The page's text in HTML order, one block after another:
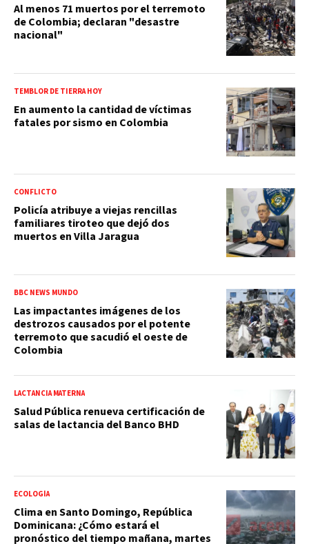
Al menos 71 muertos por el terremoto
de Colombia; declaran "desastre
nacional"
TEMBLOR DE TIERRA HOY
En aumento la cantidad de víctimas
fatales por sismo en Colombia
CONFLICTO
Policía atribuye a viejas rencillas
familiares tiroteo que dejó dos
muertos en Villa Jaragua
BBC NEWS MUNDO
Las impactantes imágenes de los
destrozos causados por el potente
terremoto que sacudió el oeste de
Colombia
LACTANCIA MATERNA
Salud Pública renueva certificación de
salas de lactancia del Banco BHD
ECOLOGÍA
Clima en Santo Domingo, República
Dominicana: ¿Cómo estará el
pronóstico del tiempo mañana, martes